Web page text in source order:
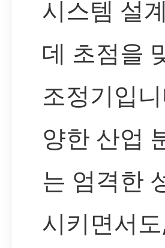
시스템 설
데 초점을
조정기입
양한 산업
는 엄격한
시키면서